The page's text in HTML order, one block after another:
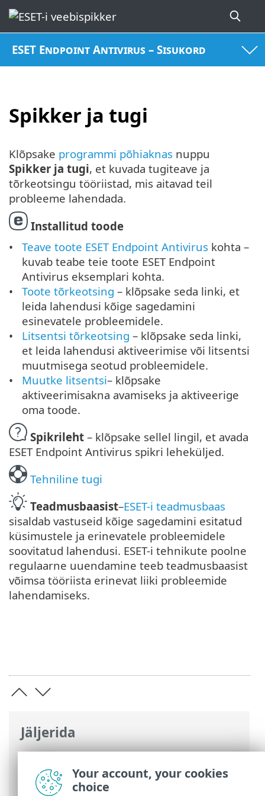
ESET Endpoint Antivirus – Sisukord
Spikker ja tugi
Jäljerida
ESET-i veebispikker>ESET Endpoint
Antivirus
>Toote ESET Endpoint Antivirus
kasutamine> Spikker ja tugi
Klõpsake programmi põhiaknas nuppu
Spikker ja tugi, et kuvada tugiteave ja
tõrkeotsingu tööriistad, mis aitavad teil
probleeme lahendada.
Installitud toode
Teave toote ESET Endpoint Antivirus kohta –
kuvab teabe teie toote ESET Endpoint
Antivirus eksemplari kohta.
Toote tõrkeotsing – klõpsake seda linki, et
leida lahendusi kõige sagedamini
esinevatele probleemidele.
Litsentsi tõrkeotsing – klõpsake seda linki,
et leida lahendusi aktiveerimise või litsentsi
muutmisega seotud probleemidele.
Muutke litsentsi– klõpsake
aktiveerimisakna avamiseks ja aktiveerige
oma toode.
Spikrileht – klõpsake sellel lingil, et avada
ESET Endpoint Antivirus spikri leheküljed.
Tehniline tugi
Teadmusbaasist–ESET-i teadmusbaas
sisaldab vastuseid kõige sagedamini esitatud
küsimustele ja erinevatele probleemidele
soovitatud lahendusi. ESET-i tehnikute poolne
regulaarne uuendamine teeb teadmusbaasist
võimsa tööriista erinevat liiki probleemide
lahendamiseks.
Your account, your cookies
choice